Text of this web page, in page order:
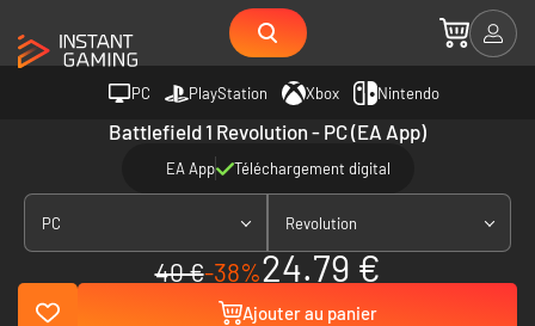
PC PlayStation Xbox Nintendo
Battlefield 1 Revolution - PC (EA App)
EA App Téléchargement digital
PC Revolution
40 €-38%24.79 €
Ajouter au panier